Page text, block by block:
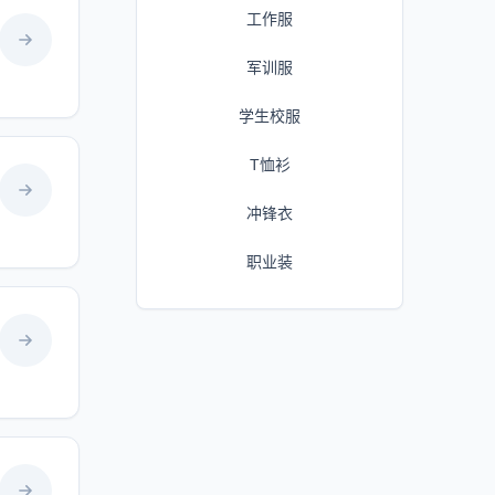
工作服
军训服
学生校服
T恤衫
冲锋衣
职业装